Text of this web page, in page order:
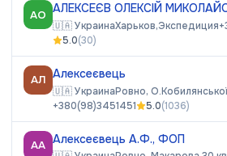
АО АЛЕКСЕЄВ ОЛЕКСІЙ
🇺🇦УкраинаХарьков,Экспедиция
5.0(30)
АЛ Алексеєвець
🇺🇦УкраинаРовно, О.Кобилянської
+380(98)3451451
5.0(1036)
АА Алексеєвець А.Ф., ФОП